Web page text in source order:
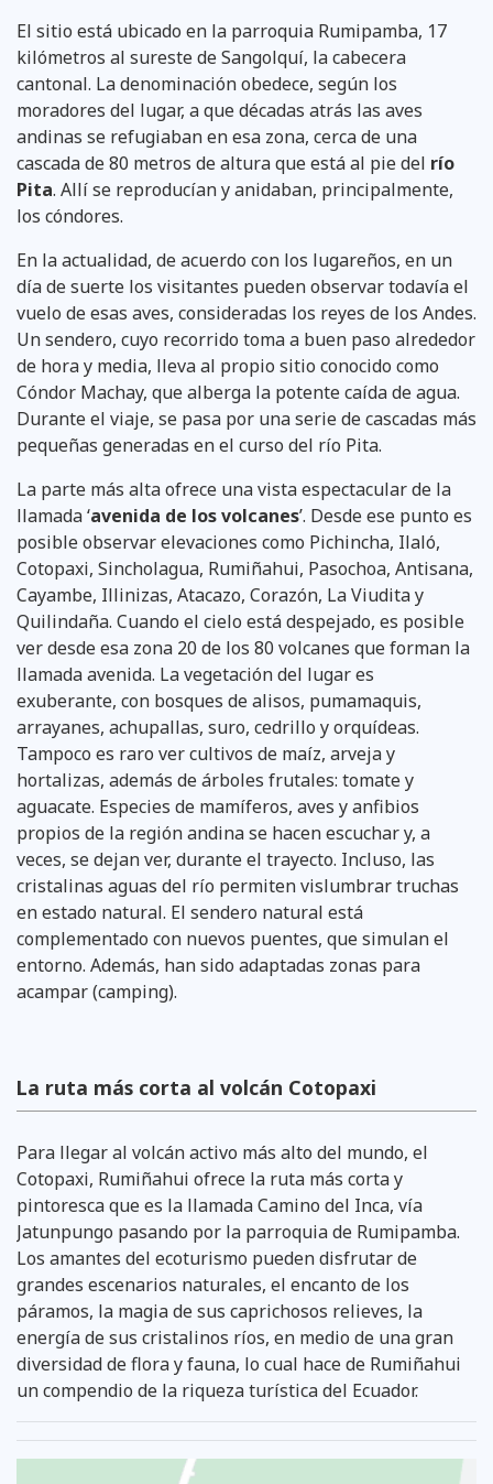
El sitio está ubicado en la parroquia Rumipamba, 17
kilómetros al sureste de Sangolquí, la cabecera
cantonal. La denominación obedece, según los
moradores del lugar, a que décadas atrás las aves
andinas se refugiaban en esa zona, cerca de una
cascada de 80 metros de altura que está al pie del río
Pita. Allí se reproducían y anidaban, principalmente,
los cóndores.
En la actualidad, de acuerdo con los lugareños, en un
día de suerte los visitantes pueden observar todavía el
vuelo de esas aves, consideradas los reyes de los Andes.
Un sendero, cuyo recorrido toma a buen paso alrededor
de hora y media, lleva al propio sitio conocido como
Cóndor Machay, que alberga la potente caída de agua.
Durante el viaje, se pasa por una serie de cascadas más
pequeñas generadas en el curso del río Pita.
La parte más alta ofrece una vista espectacular de la
llamada ‘avenida de los volcanes’. Desde ese punto es
posible observar elevaciones como Pichincha, Ilaló,
Cotopaxi, Sincholagua, Rumiñahui, Pasochoa, Antisana,
Cayambe, Illinizas, Atacazo, Corazón, La Viudita y
Quilindaña. Cuando el cielo está despejado, es posible
ver desde esa zona 20 de los 80 volcanes que forman la
llamada avenida. La vegetación del lugar es
exuberante, con bosques de alisos, pumamaquis,
arrayanes, achupallas, suro, cedrillo y orquídeas.
Tampoco es raro ver cultivos de maíz, arveja y
hortalizas, además de árboles frutales: tomate y
aguacate. Especies de mamíferos, aves y anfibios
propios de la región andina se hacen escuchar y, a
veces, se dejan ver, durante el trayecto. Incluso, las
cristalinas aguas del río permiten vislumbrar truchas
en estado natural. El sendero natural está
complementado con nuevos puentes, que simulan el
entorno. Además, han sido adaptadas zonas para
acampar (camping).
La ruta más corta al volcán Cotopaxi
Para llegar al volcán activo más alto del mundo, el
Cotopaxi, Rumiñahui ofrece la ruta más corta y
pintoresca que es la llamada Camino del Inca, vía
Jatunpungo pasando por la parroquia de Rumipamba.
Los amantes del ecoturismo pueden disfrutar de
grandes escenarios naturales, el encanto de los
páramos, la magia de sus caprichosos relieves, la
energía de sus cristalinos ríos, en medio de una gran
diversidad de flora y fauna, lo cual hace de Rumiñahui
un compendio de la riqueza turística del Ecuador.